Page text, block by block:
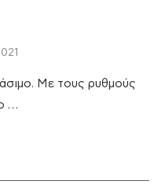
Με τους ρυθμούς
…